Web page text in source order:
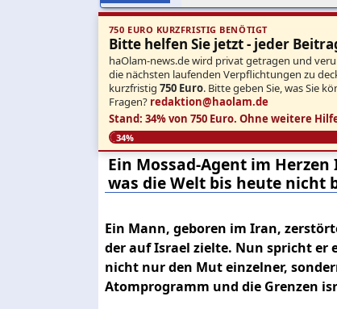
750 EURO KURZFRISTIG BENÖTIGT
Bitte helfen Sie jetzt - jeder
haOlam-news.de wird privat getragen und
die nächsten laufenden Verpflichtungen zu
kurzfristig 750 Euro. Bitte geben Sie, was Sie
Fragen? redaktion@haolam.de
Stand: 34% von 750 Euro. Ohne weitere
34%
Ein Mossad-Agent im
was die Welt bis heute nicht
Ein Mann, geboren im Iran,
der auf Israel zielte. Nun spricht er
nicht nur den Mut einzelner,
Atomprogramm und die Grenzen